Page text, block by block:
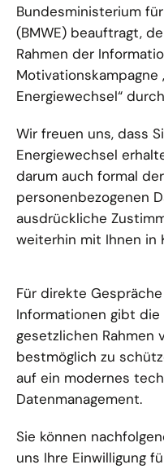
Bundesministerium
(BMWE) beauftragt,
Rahmen der
Motivationskampagne
Energiewechsel“
Wir freuen uns, dass
Energiewechsel
darum auch formal
personenbezogenen
ausdrückliche
weiterhin mit Ihnen in
Für direkte
Informationen gibt die
gesetzlichen Rahmen
bestmöglich zu
auf ein modernes
Datenmanagement.
Sie können
uns Ihre Einwilligung